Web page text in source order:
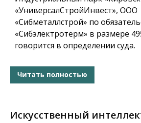
«УниверсалСтройИнвест», ООО
«Сибметаллстрой» по
«Сибэлектротерм» в размере
говорится в определении суда.
Читать полностью
Искусственный